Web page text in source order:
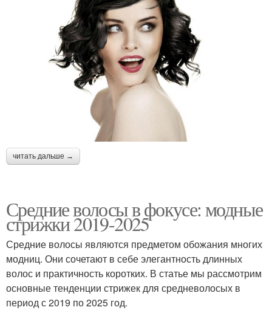
читать дальше →
Средние волосы в фокусе: модные
стрижки 2019-2025
Средние волосы являются предметом обожания многих
модниц. Они сочетают в себе элегантность длинных
волос и практичность коротких. В статье мы рассмотрим
основные тенденции стрижек для средневолосых в
период с 2019 по 2025 год.